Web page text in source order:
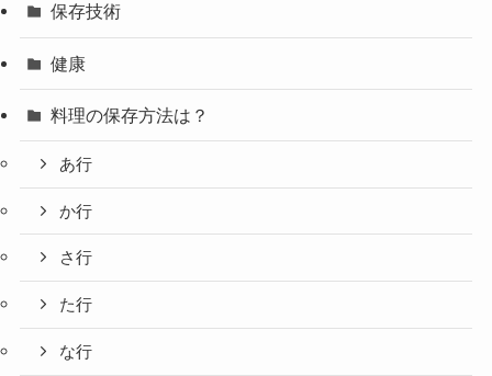
保存技術
健康
料理の保存方法は？
あ行
か行
さ行
た行
な行